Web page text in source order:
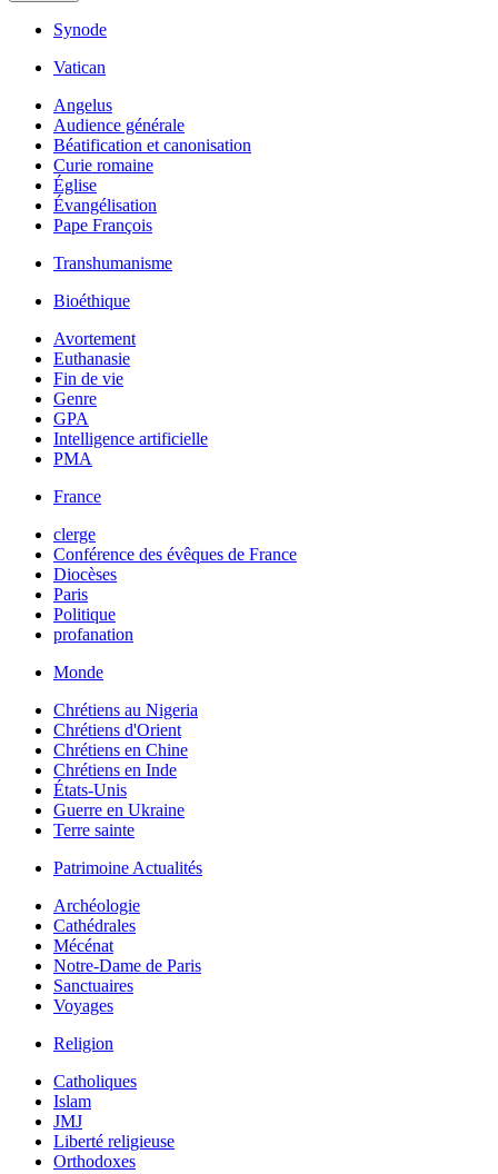
Synode
Vatican
Angelus
Audience générale
Béatification et canonisation
Curie romaine
Église
Évangélisation
Pape François
Transhumanisme
Bioéthique
Avortement
Euthanasie
Fin de vie
Genre
GPA
Intelligence artificielle
PMA
France
clerge
Conférence des évêques de France
Diocèses
Paris
Politique
profanation
Monde
Chrétiens au Nigeria
Chrétiens d'Orient
Chrétiens en Chine
Chrétiens en Inde
États-Unis
Guerre en Ukraine
Terre sainte
Patrimoine Actualités
Archéologie
Cathédrales
Mécénat
Notre-Dame de Paris
Sanctuaires
Voyages
Religion
Catholiques
Islam
JMJ
Liberté religieuse
Orthodoxes